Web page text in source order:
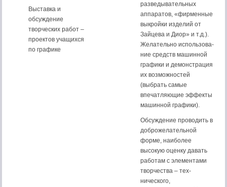
Выставка и
обсуждение
творческих ра­бот –
проектов уча­щихся
по графике
разведывательных
аппаратов, «фирменные
выкрой­ки изделий от
Зайцева и Диор» и т.д.).
Желательно использова­
ние средств машинной
графики и демонстрация
их возможностей
(выбрать самые
впечатляющие эффекты
машинной графики).
Обсуждение проводить в
добро­желательной
форме, наиболее
высокую оценку давать
работам с элементами
творчества – тех­
нического,